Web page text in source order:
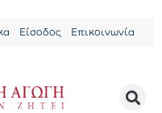
Είσοδος Επικοινωνία